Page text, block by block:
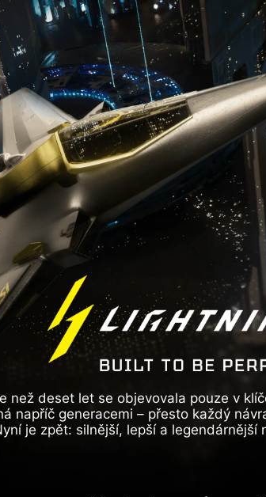
než deset let se objevovala pouze v
napříč generacemi – přesto každý
je zpět: silnější, lepší a legendárnější